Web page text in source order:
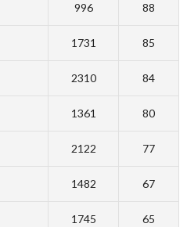
996 88
1731 85
2310 84
1361 80
2122 77
1482 67
1745 65